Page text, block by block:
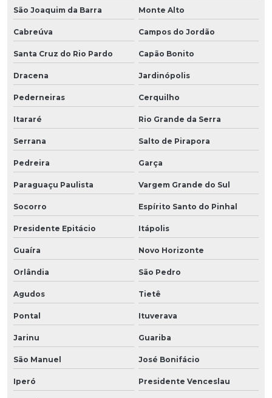
São Joaquim da Barra Monte Alto
Cabreúva Campos do Jordão
Santa Cruz do Rio Pardo Capão Bonito
Dracena Jardinópolis
Pederneiras Cerquilho
Itararé Rio Grande da Serra
Serrana Salto de Pirapora
Pedreira Garça
Paraguaçu Paulista Vargem Grande do Sul
Socorro Espírito Santo do Pinhal
Presidente Epitácio Itápolis
Guaíra Novo Horizonte
Orlândia São Pedro
Agudos Tietê
Pontal Ituverava
Jarinu Guariba
São Manuel José Bonifácio
Iperó Presidente Venceslau